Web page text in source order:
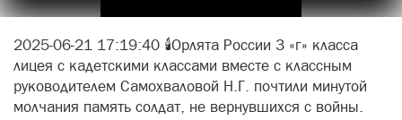
2025-06-21 17:19:40 🕯️Орлята России 3 «г» класса
лицея с кадетскими классами вместе с классным
руководителем Самохваловой Н.Г. почтили минутой
молчания память солдат, не вернувшихся с войны.